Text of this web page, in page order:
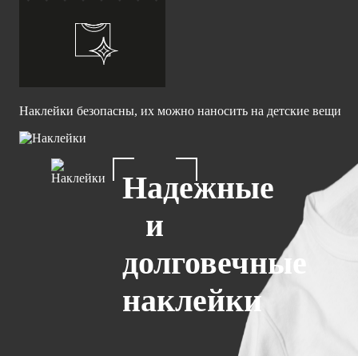
Наклейки безопасны, их можно наносить на детские вещи
Надежные
и
долговечные
наклейки